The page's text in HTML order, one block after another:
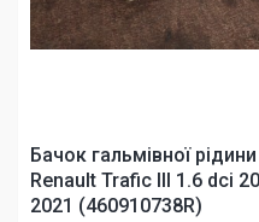
Бачок гальмівної рідини
Renault Trafic III 1.6 dci
2021 (460910738R)